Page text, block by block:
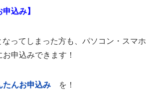
込み】
ってしまった方も、パソコン・スマホ
申込みできます！
たんお申込み を！